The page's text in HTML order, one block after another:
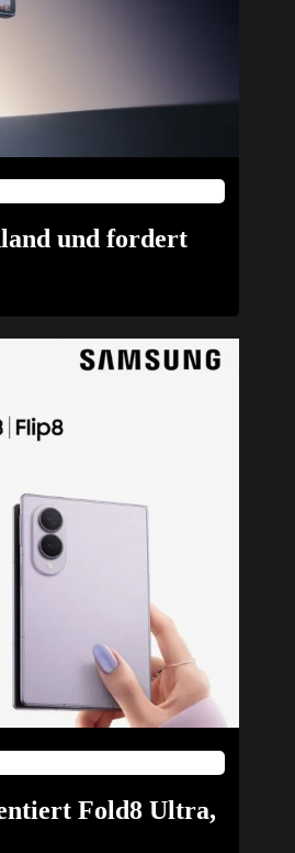
und fordert
Fold8 Ultra,